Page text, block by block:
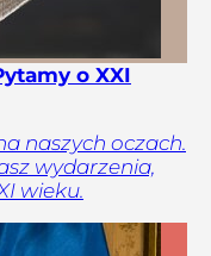
o XXI
naszych oczach.
wydarzenia,
wieku.